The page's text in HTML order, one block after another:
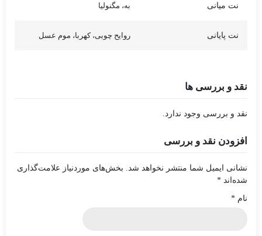
نت میانی به، مگنولیا
نت پایانی روایح چوبی، کهربا، موم عسل
نقد و بررسی ها
نقد و بررسی وجود ندارد.
افزودن نقد و بررسی
نشانی ایمیل شما منتشر نخواهد شد. بخش‌های موردنیاز علامت‌گذاری
شده‌اند *
نام *